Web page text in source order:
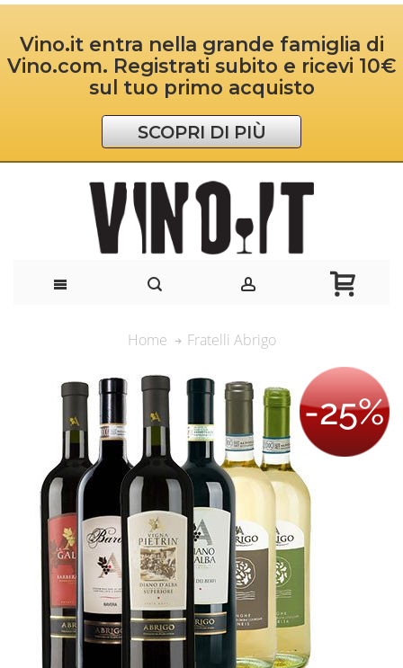
Vino.it entra nella grande famiglia di
Vino.com. Registrati subito e ricevi 10€
sul tuo primo acquisto
SCOPRI DI PIÙ
Home Fratelli Abrigo
-25%